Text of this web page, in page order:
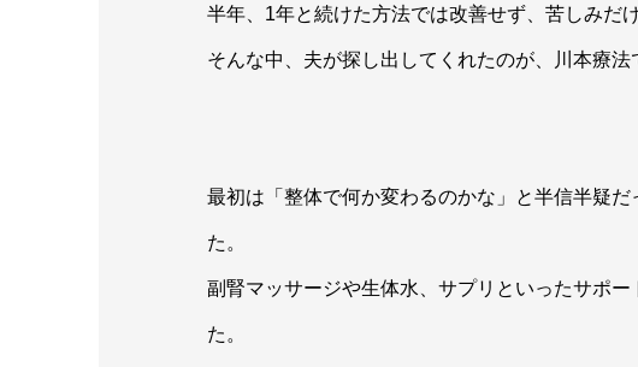
半年、1年と続けた方法では改善せず、苦しみだ
そんな中、夫が探し出してくれたのが、川本療法
最初は「整体で何か変わるのかな」と半信半疑
た。
副腎マッサージや生体水、サプリといったサポ
た。